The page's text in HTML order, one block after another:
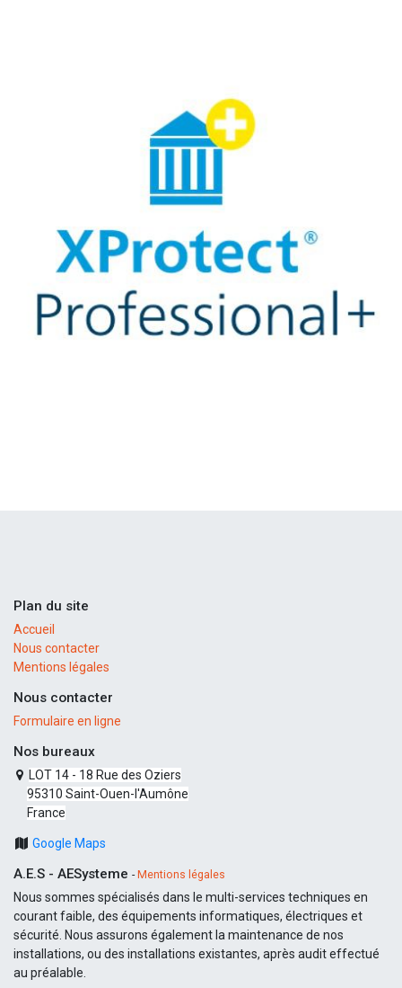
Plan du site
Accueil
Nous contacter
Mentions légales
Nous contacter
Formulaire en ligne
Nos bureaux
LOT 14 - 18 Rue des Oziers
95310 Saint-Ouen-l'Aumône
France
Google Maps
A.E.S - AESysteme - Mentions légales
Nous sommes spécialisés dans le multi-services techniques en
courant faible, des équipements informatiques, électriques et
sécurité. Nous assurons également la maintenance de nos
installations, ou des installations existantes, après audit effectué
au préalable.